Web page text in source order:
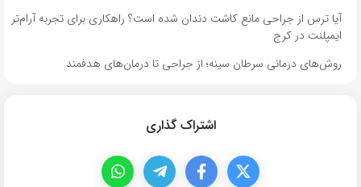
آیا ترس از جراحی مانع کاشت دندان شده است؟ راهکاری برای تجربه آرام‌تر
ایمپلنت در کرج
روش‌های درمانی سرطان سینه؛ از جراحی تا درمان‌های هدفمند
اشتراک گذاری